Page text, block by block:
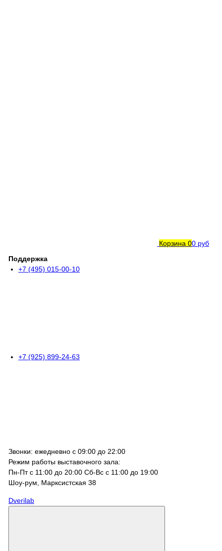
Корзина 00 руб
Поддержка
+7 (495) 015-00-10
+7 (925) 899-24-63
Звонки: ежедневно с 09:00 до 22:00
Режим работы выставочного зала:
Пн-Пт с 11:00 до 20:00 Сб-Вс с 11:00 до 19:00
Шоу-рум, Марксистcкая 38
Dverilab